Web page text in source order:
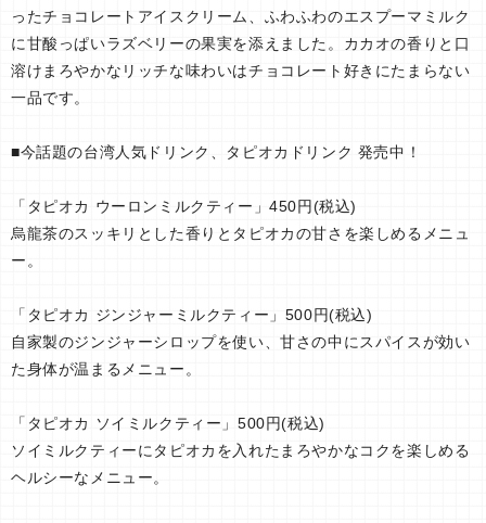
ったチョコレートアイスクリーム、ふわふわのエスプーマミルク
に甘酸っぱいラズベリーの果実を添えました。カカオの香りと口
溶けまろやかなリッチな味わいはチョコレート好きにたまらない
一品です。
■今話題の台湾人気ドリンク、タピオカドリンク 発売中！
「タピオカ ウーロンミルクティー」450円(税込)
烏龍茶のスッキリとした香りとタピオカの甘さを楽しめるメニュ
ー。
「タピオカ ジンジャーミルクティー」500円(税込)
自家製のジンジャーシロップを使い、甘さの中にスパイスが効い
た身体が温まるメニュー。
「タピオカ ソイミルクティー」500円(税込)
ソイミルクティーにタピオカを入れたまろやかなコクを楽しめる
ヘルシーなメニュー。